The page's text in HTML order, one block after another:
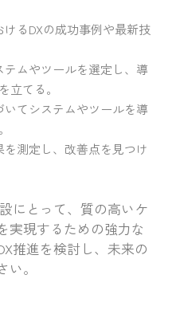
るDXの成功事例や最新技
テムやツールを選定し、導
立てる。
いてシステムやツールを導
を測定し、改善点を見つけ
にとって、質の高いケ
実現するための強力な
推進を検討し、未来の
。